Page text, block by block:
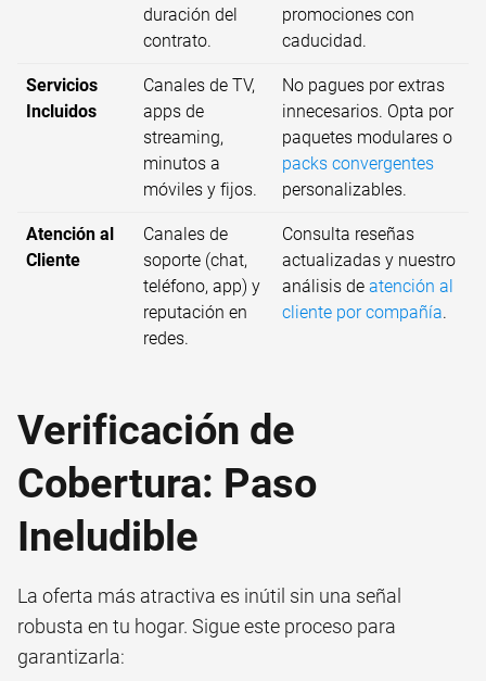
duración del
contrato.
promociones con
caducidad.
Servicios
Incluidos
Canales de TV,
apps de
streaming,
minutos a
móviles y fijos.
No pagues por extras
innecesarios. Opta por
paquetes modulares o
packs convergentes
personalizables.
Atención al
Cliente
Canales de
soporte (chat,
teléfono, app) y
reputación en
redes.
Consulta reseñas
actualizadas y nuestro
análisis de atención al
cliente por compañía.
Verificación de
Cobertura: Paso
Ineludible
La oferta más atractiva es inútil sin una señal
robusta en tu hogar. Sigue este proceso para
garantizarla: